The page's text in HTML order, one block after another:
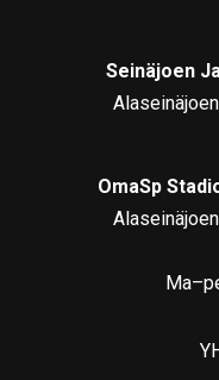
Seinäjoen
OmaSp